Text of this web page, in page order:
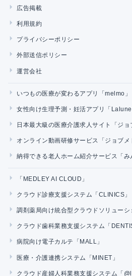
広告掲載
利用規約
プライバシーポリシー
外部送信ポリシー
運営会社
いつもの医療が変わるアプリ「melmo」
女性向け生理予測・妊活アプリ「
日本最大級の医療介護求人サイト「ジョ
オンライン動画研修サービス「ジョブメ
納得できる老人ホーム紹介サービス「み
「MEDLEY AI CLOUD」
クラウド診療支援システム「CLINICS」
調剤薬局向け統合型クラウドソリューシ
クラウド歯科業務支援システム「
病院向け電子カルテ「MALL」
医療・介護連携システム「MINET」
クラウド産婦人科業務支援システム「